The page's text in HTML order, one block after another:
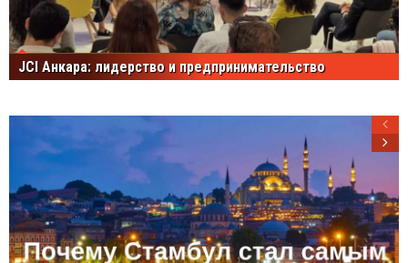
JCI Анкара: лидерство и предпринимательство